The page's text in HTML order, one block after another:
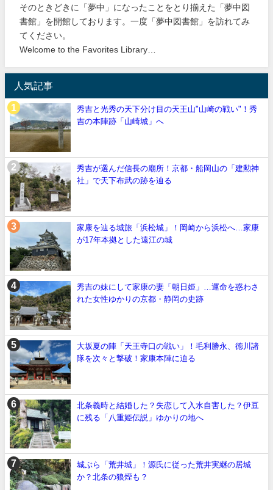
そのときどきに「夢中」になったことをとり揃えた「夢中図
書館」を開館しております。一度「夢中図書館」を訪れてみ
てください。
Welcome to the Favorites Library…
人気記事
秀吉と光秀の天下分け目の天王山"山崎の戦い"！秀
吉の本陣跡「山崎城」へ
秀吉が選んだ信長の廟所！京都・船岡山の「建勲神
社」で天下布武の跡を辿る
家康を辿る城旅「浜松城」！岡崎から浜松へ…家康
が17年本拠とした遠江の城
秀吉の妹にして家康の妻「朝日姫」…運命を惑わさ
れた女性ゆかりの京都・静岡の史跡
大坂夏の陣「天王寺口の戦い」！毛利勝永、徳川諸
隊を次々と撃破！家康本陣に迫る
北条義時と結婚した？失恋して入水自害した？伊豆
に残る「八重姫伝説」ゆかりの地へ
城ぶら「荒井城」！源氏に従った荒井実継の居城
か？北条の狼煙も？